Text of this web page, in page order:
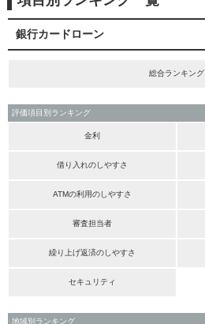
銀行カードローン
総合ランキング
評価項目別ランキング
金利
借り入れのしやすさ
ATMの利用のしやすさ
審査担当者
繰り上げ返済のしやすさ
セキュリティ
地域別ランキング